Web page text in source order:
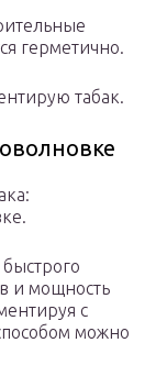
герметично.
табак.
и мощность
с
можно